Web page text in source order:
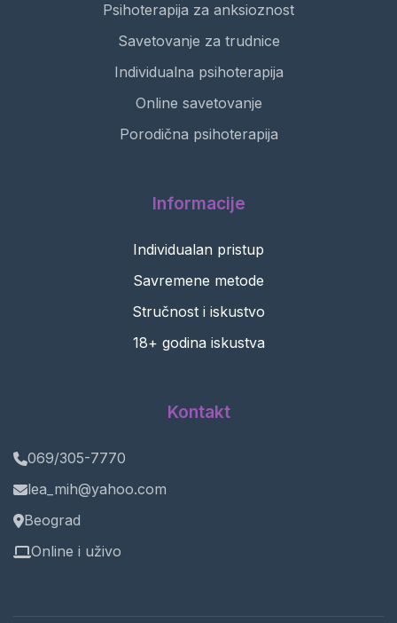
Psihoterapija za anksioznost
Savetovanje za trudnice
Individualna psihoterapija
Online savetovanje
Porodična psihoterapija
Informacije
Individualan pristup
Savremene metode
Stručnost i iskustvo
18+ godina iskustva
Kontakt
069/305-7770
lea_mih@yahoo.com
Beograd
Online i uživo